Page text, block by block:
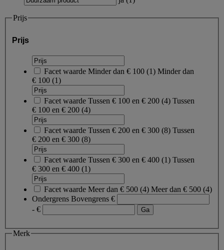
Prijs
Prijs
Facet waarde Minder dan € 100 (1) Minder dan
€ 100 (1)
Facet waarde Tussen € 100 en € 200 (4) Tussen
€ 100 en € 200 (4)
Facet waarde Tussen € 200 en € 300 (8) Tussen
€ 200 en € 300 (8)
Facet waarde Tussen € 300 en € 400 (1) Tussen
€ 300 en € 400 (1)
Facet waarde Meer dan € 500 (4) Meer dan € 500 (4)
Ondergrens Bovengrens €
- €
Merk